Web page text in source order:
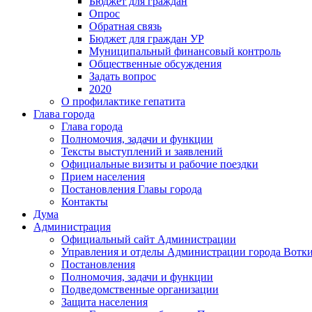
Опрос
Обратная связь
Бюджет для граждан УР
Муниципальный финансовый контроль
Общественные обсуждения
Задать вопрос
2020
О профилактике гепатита
Глава города
Глава города
Полномочия, задачи и функции
Тексты выступлений и заявлений
Официальные визиты и рабочие поездки
Прием населения
Постановления Главы города
Контакты
Дума
Администрация
Официальный сайт Администрации
Управления и отделы Администрации города
Постановления
Полномочия, задачи и функции
Подведомственные организации
Защита населения